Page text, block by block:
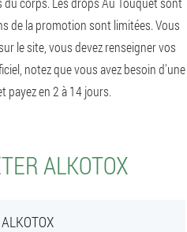
de la promotion sont limitées. Vous
le site, vous devez renseigner vos
notez que vous avez besoin d'une
payez en 2 à 14 jours.
ALKOTOX